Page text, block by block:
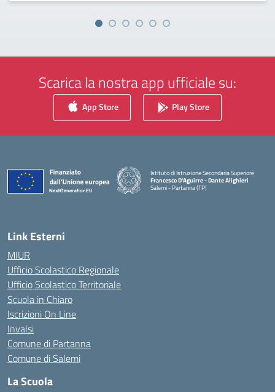
Scarica la nostra app ufficiale su:
App Store Play Store
Istituto di Istruzione Secondaria Superiore
Francesco D'Aguirre - Dante Alighieri
Salemi - Partanna (TP)
Link Esterni
MIUR
Ufficio Scolastico Regionale
Ufficio Scolastico Territoriale
Scuola in Chiaro
Iscrizioni On Line
Invalsi
Comune di Partanna
Comune di Salemi
La Scuola